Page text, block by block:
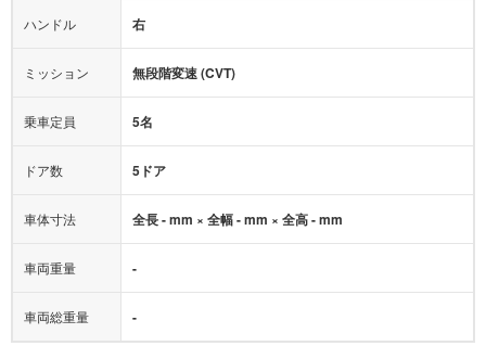
ヒルディセントコントロール
オートマチックハイビーム
ハンドル 右
ミッション 無段階変速 (CVT)
乗車定員 5名
ドア数 5ドア
車体寸法 全長 - mm × 全幅 - mm × 全高 - mm
車両重量 -
車両総重量 -